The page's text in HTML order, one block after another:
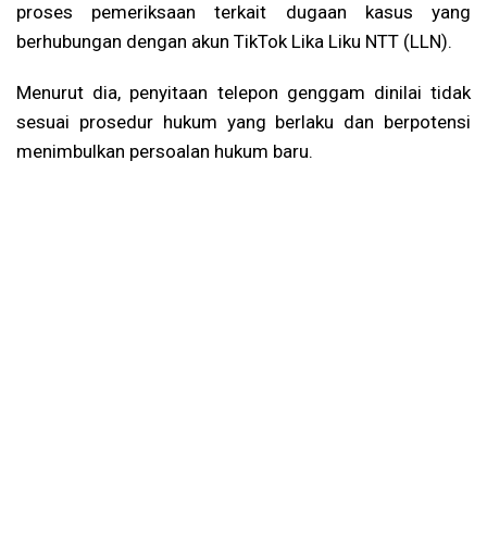
proses pemeriksaan terkait dugaan kasus yang
berhubungan dengan akun TikTok Lika Liku NTT (LLN).
Menurut dia, penyitaan telepon genggam dinilai tidak
sesuai prosedur hukum yang berlaku dan berpotensi
menimbulkan persoalan hukum baru.